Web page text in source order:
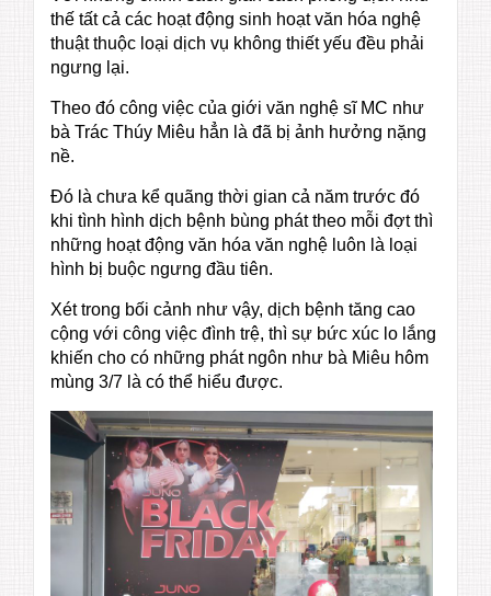
thế tất cả các hoạt động sinh hoạt văn hóa nghệ
thuật thuộc loại dịch vụ không thiết yếu đều phải
ngưng lại.
Theo đó công việc của giới văn nghệ sĩ MC như
bà Trác Thúy Miêu hẳn là đã bị ảnh hưởng nặng
nề.
Đó là chưa kể quãng thời gian cả năm trước đó
khi tình hình dịch bệnh bùng phát theo mỗi đợt thì
những hoạt động văn hóa văn nghệ luôn là loại
hình bị buộc ngưng đầu tiên.
Xét trong bối cảnh như vậy, dịch bệnh tăng cao
cộng với công việc đình trệ, thì sự bức xúc lo lắng
khiến cho có những phát ngôn như bà Miêu hôm
mùng 3/7 là có thể hiểu được.